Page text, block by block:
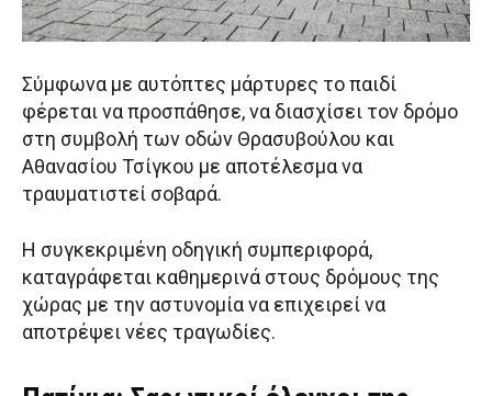
Σύμφωνα με αυτόπτες μάρτυρες το παιδί
φέρεται να προσπάθησε, να διασχίσει τον δρόμο
στη συμβολή των οδών Θρασυβούλου και
Αθανασίου Τσίγκου με αποτέλεσμα να
τραυματιστεί σοβαρά.
Η συγκεκριμένη οδηγική συμπεριφορά,
καταγράφεται καθημερινά στους δρόμους της
χώρας με την αστυνομία να επιχειρεί να
αποτρέψει νέες τραγωδίες.